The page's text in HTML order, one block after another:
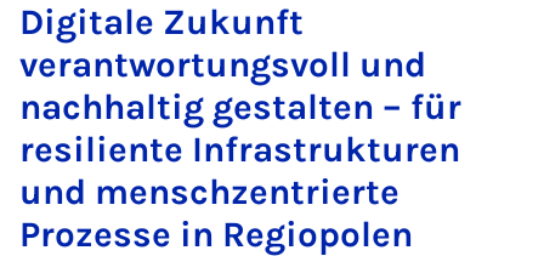
Digitale Zukunft
verantwortungsvoll und
nachhaltig gestalten – für
resiliente Infrastrukturen
und menschzentrierte
Prozesse in Regiopolen